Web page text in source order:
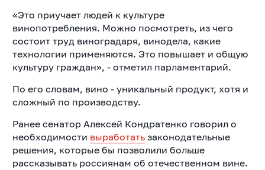
«Это приучает людей к культуре
винопотребления. Можно посмотреть, из чего
состоит труд виноградаря, винодела, какие
технологии применяются. Это повышает и общую
культуру граждан», - отметил парламентарий.
По его словам, вино - уникальный продукт, хотя и
сложный по производству.
Ранее сенатор Алексей Кондратенко говорил о
необходимости выработатьзаконодательные
решения, которые бы позволили больше
рассказывать россиянам об отечественном вине.